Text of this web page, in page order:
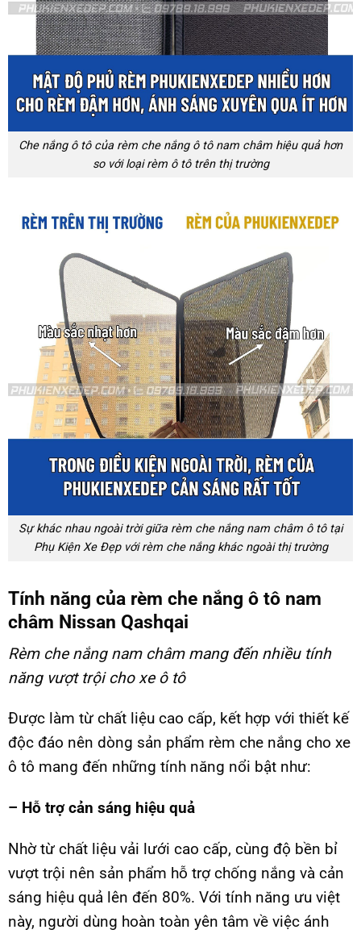
Che nắng ô tô của rèm che nắng ô tô nam châm hiệu quả hơn
so với loại rèm ô tô trên thị trường
Sự khác nhau ngoài trời giữa rèm che nắng nam châm ô tô tại
Phụ Kiện Xe Đẹp với rèm che nắng khác ngoài thị trường
Tính năng của rèm che nắng ô tô nam
châm Nissan Qashqai
Rèm che nắng nam châmmang đến nhiều tính
năng vượt trội cho xe ô tô
Được làm từ chất liệu cao cấp, kết hợp với thiết kế
độc đáo nên dòng sản phẩm rèm che nắng cho xe
ô tô mang đến những tính năng nổi bật như:
– Hỗ trợ cản sáng hiệu quả
Nhờ từ chất liệu vải lưới cao cấp, cùng độ bền bỉ
vượt trội nên sản phẩm hỗ trợ chống nắng và cản
sáng hiệu quả lên đến 80%. Với tính năng ưu việt
này, người dùng hoàn toàn yên tâm về việc ánh